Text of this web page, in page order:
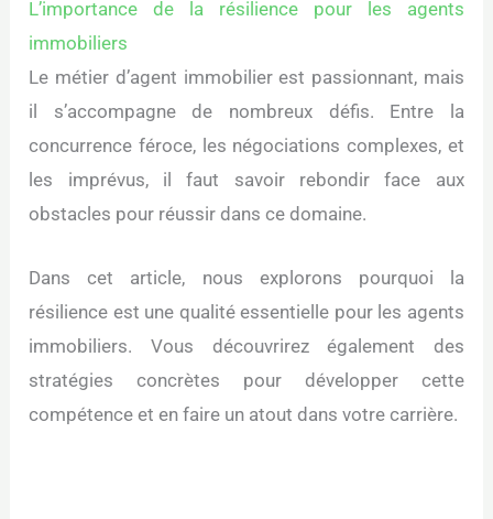
L’importance de la résilience pour les agents
immobiliers
Le métier d’agent immobilier est passionnant, mais
il s’accompagne de nombreux défis. Entre la
concurrence féroce, les négociations complexes, et
les imprévus, il faut savoir rebondir face aux
obstacles pour réussir dans ce domaine.
Dans cet article, nous explorons pourquoi la
résilience est une qualité essentielle pour les agents
immobiliers. Vous découvrirez également des
stratégies concrètes pour développer cette
compétence et en faire un atout dans votre carrière.